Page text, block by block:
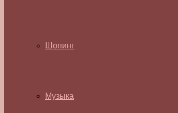
Шопинг
Музыка